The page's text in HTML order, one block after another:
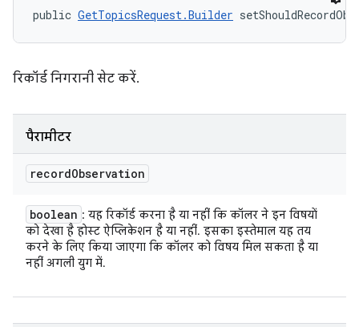
public GetTopicsRequest.Builder
रिकॉर्ड निगरानी सेट करें.
पैरामीटर
recordObservation
boolean : यह रिकॉर्ड करना है या नहीं कि कॉलर ने इन विषयों
को देखा है होस्ट ऐप्लिकेशन है या नहीं. इसका इस्तेमाल यह तय
करने के लिए किया जाएगा कि कॉलर को विषय मिल सकता है या
नहीं अगली युग में.